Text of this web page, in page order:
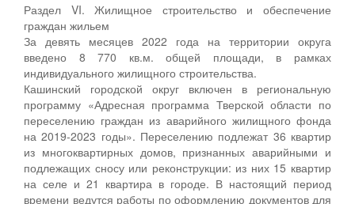
Раздел VI. Жилищное строительство и обеспечение
граждан жильем
За девять месяцев 2022 года на территории округа
введено 8 770 кв.м. общей площади, в рамках
индивидуального жилищного строительства.
Кашинский городской округ включен в региональную
программу «Адресная программа Тверской области по
переселению граждан из аварийного жилищного фонда
на 2019-2023 годы». Переселению подлежат 36 квартир
из многоквартирных домов, признанных аварийными и
подлежащих сносу или реконструкции: из них 15 квартир
на селе и 21 квартира в городе. В настоящий период
времени ведутся работы по оформлению документов для